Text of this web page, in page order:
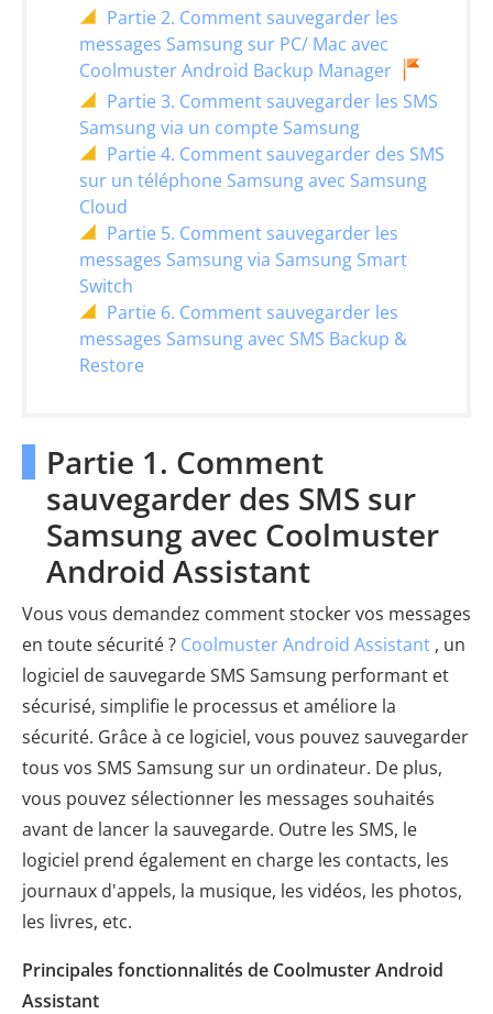
Partie 2. Comment sauvegarder les
messages Samsung sur PC/ Mac avec
Coolmuster Android Backup Manager
Partie 3. Comment sauvegarder les SMS
Samsung via un compte Samsung
Partie 4. Comment sauvegarder des SMS
sur un téléphone Samsung avec Samsung
Cloud
Partie 5. Comment sauvegarder les
messages Samsung via Samsung Smart
Switch
Partie 6. Comment sauvegarder les
messages Samsung avec SMS Backup &
Restore
Partie 1. Comment
sauvegarder des SMS sur
Samsung avec Coolmuster
Android Assistant
Vous vous demandez comment stocker vos messages
en toute sécurité ? Coolmuster Android Assistant , un
logiciel de sauvegarde SMS Samsung performant et
sécurisé, simplifie le processus et améliore la
sécurité. Grâce à ce logiciel, vous pouvez sauvegarder
tous vos SMS Samsung sur un ordinateur. De plus,
vous pouvez sélectionner les messages souhaités
avant de lancer la sauvegarde. Outre les SMS, le
logiciel prend également en charge les contacts, les
journaux d'appels, la musique, les vidéos, les photos,
les livres, etc.
Principales fonctionnalités de Coolmuster Android
Assistant